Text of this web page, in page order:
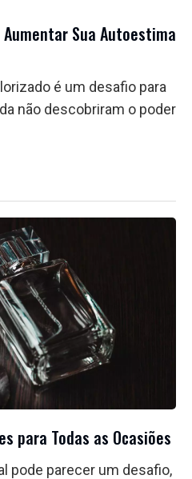
Sua Autoestima
é um desafio para
não descobriram o poder
para Todas as Ocasiões
pode parecer um desafio,